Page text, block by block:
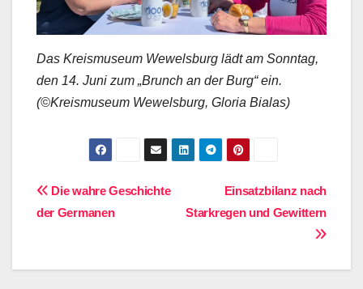
Das Kreismuseum Wewelsburg lädt am Sonntag,
den 14. Juni zum „Brunch an der Burg“ ein.
(©Kreismuseum Wewelsburg, Gloria Bialas)
BeitragsnavigationEinsatzbilanz nach
Starkregen und Gewittern
Die wahre Geschichte
der Germanen